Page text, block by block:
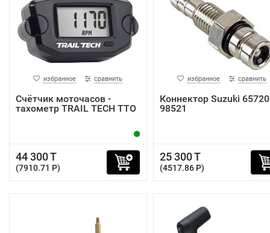
избранное сравнить
Счётчик моточасов -
тахометр TRAIL TECH TTO
44 300 T
(7910.71 P)
избранное сравнить
Коннектор Suzuki
98521
25 300 T
(4517.86 P)